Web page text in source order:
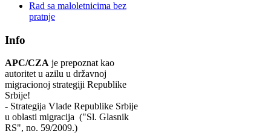
Rad sa maloletnicima bez
pratnje
Info
APC/CZA je prepoznat kao
autoritet u azilu u državnoj
migracionoj strategiji Republike
Srbije!
- Strategija Vlade Republike Srbije
u oblasti migracija ("Sl. Glasnik
RS", no. 59/2009.)